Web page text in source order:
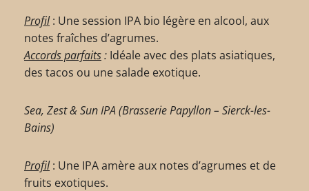
Profil: Une session IPA bio légère en alcool, aux
notes fraîches d’agrumes.
Accords parfaits: Idéale avec des plats asiatiques,
des tacos ou une salade exotique.
Sea, Zest & Sun IPA (Brasserie Papyllon – Sierck-les-
Bains)
Profil: Une IPA amère aux notes d’agrumes et de
fruits exotiques.